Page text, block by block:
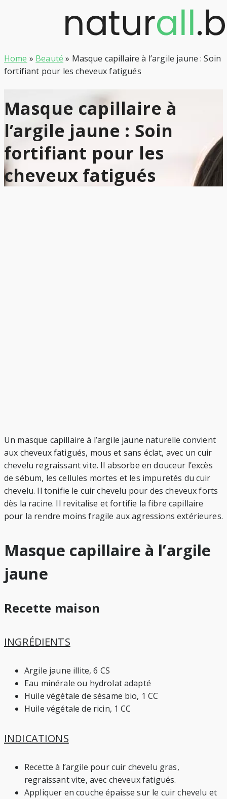
Home » Beauté » Masque capillaire à l’argile jaune : Soin
fortifiant pour les cheveux fatigués
Masque capillaire à
l’argile jaune : Soin
fortifiant pour les
cheveux fatigués
Un masque capillaire à l’argile jaune naturelle convient
aux cheveux fatigués, mous et sans éclat, avec un cuir
chevelu regraissant vite. Il absorbe en douceur l’excès
de sébum, les cellules mortes et les impuretés du cuir
chevelu. Il tonifie le cuir chevelu pour des cheveux forts
dès la racine. Il revitalise et fortifie la fibre capillaire
pour la rendre moins fragile aux agressions extérieures.
Masque capillaire à l’argile
jaune
Recette maison
INGRÉDIENTS
Argile jaune illite, 6 CS
Eau minérale ou hydrolat adapté
Huile végétale de sésame bio, 1 CC
Huile végétale de ricin, 1 CC
INDICATIONS
Recette à l’argile pour cuir chevelu gras,
regraissant vite, avec cheveux fatigués.
Appliquer en couche épaisse sur le cuir chevelu et